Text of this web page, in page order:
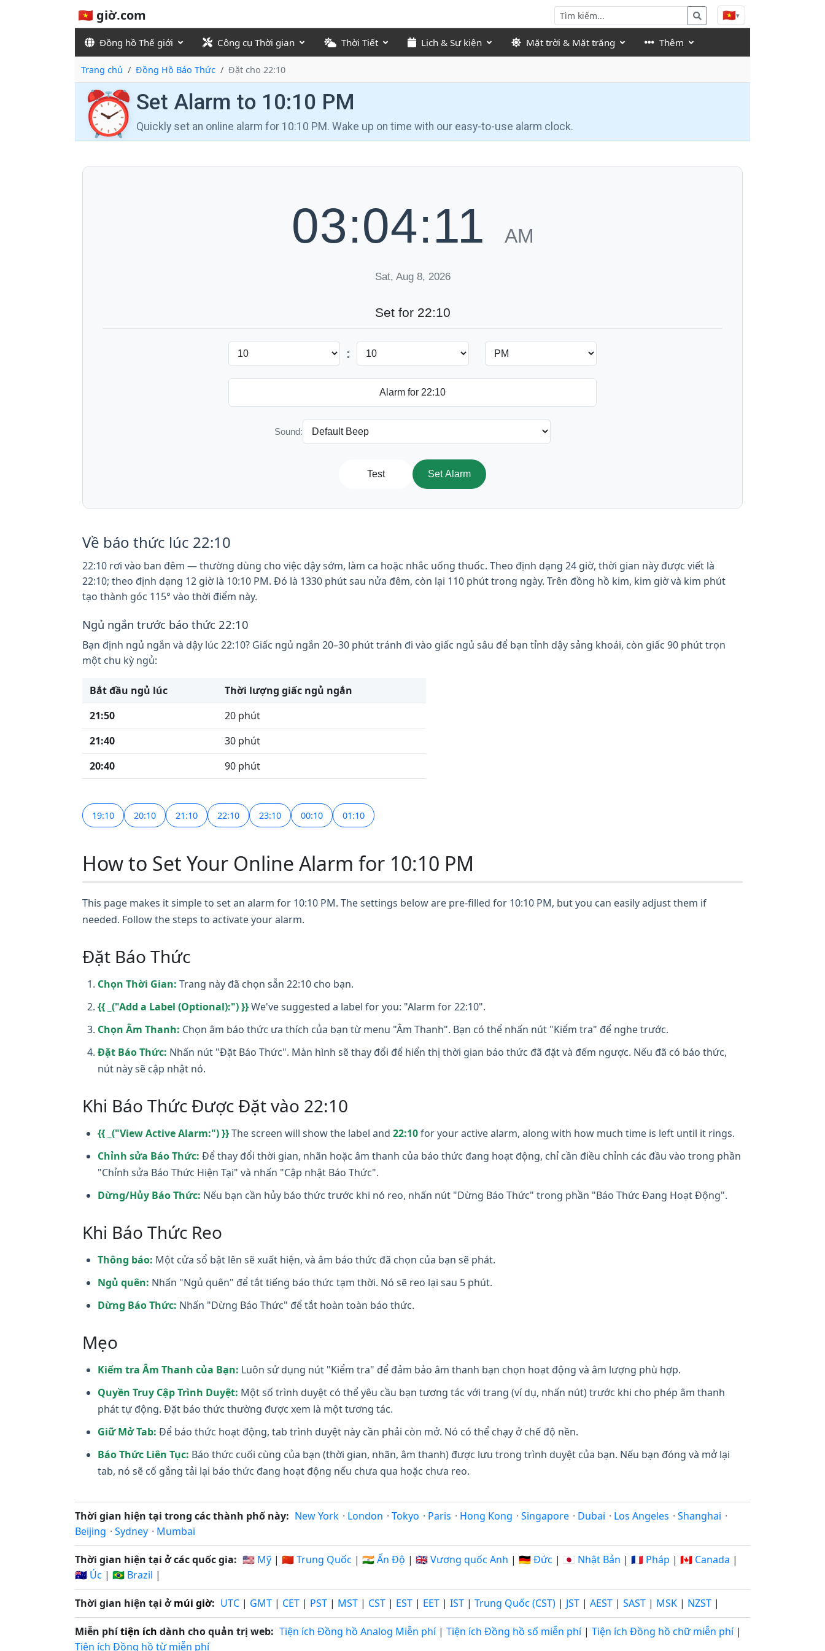
🇻🇳 giờ.com 🇻🇳▾
Đồng hồ Thế giới Công cụ Thời gian Thời Tiết Lịch & Sự kiện Mặt trời & Mặt trăng Thêm
Trang chủ Đồng Hồ Báo Thức Đặt cho 22:10
⏰ Set Alarm to 10:10 PM
Quickly set an online alarm for 10:10 PM. Wake up on time with our easy-to-use alarm clock.
03:04:12 AM
Sat, Aug 8, 2026
Set for 22:10
:
Sound:
Test Set Alarm
Về báo thức lúc 22:10
22:10 rơi vào ban đêm — thường dùng cho việc dậy sớm, làm ca hoặc nhắc uống thuốc. Theo định dạng 24 giờ, thời gian này được viết là
22:10; theo định dạng 12 giờ là 10:10 PM. Đó là 1330 phút sau nửa đêm, còn lại 110 phút trong ngày. Trên đồng hồ kim, kim giờ và kim phút
tạo thành góc 115° vào thời điểm này.
Ngủ ngắn trước báo thức 22:10
Bạn định ngủ ngắn và dậy lúc 22:10? Giấc ngủ ngắn 20–30 phút tránh đi vào giấc ngủ sâu để bạn tỉnh dậy sảng khoái, còn giấc 90 phút trọn
một chu kỳ ngủ:
Bắt đầu ngủ lúc
Thời lượng giấc ngủ ngắn
21:50
20 phút
21:40
30 phút
20:40
90 phút
19:10 20:10 21:10 22:10 23:10 00:10 01:10
How to Set Your Online Alarm for 10:10 PM
This page makes it simple to set an alarm for 10:10 PM. The settings below are pre-filled for 10:10 PM, but you can easily adjust them if
needed. Follow the steps to activate your alarm.
Đặt Báo Thức
Chọn Thời Gian: Trang này đã chọn sẵn 22:10 cho bạn.
{{ _("Add a Label (Optional):") }}We've suggested a label for you: "Alarm for 22:10".
Chọn Âm Thanh: Chọn âm báo thức ưa thích của bạn từ menu "Âm Thanh". Bạn có thể nhấn nút "Kiểm tra" để nghe trước.
Đặt Báo Thức: Nhấn nút "Đặt Báo Thức". Màn hình sẽ thay đổi để hiển thị thời gian báo thức đã đặt và đếm ngược. Nếu đã có báo thức,
nút này sẽ cập nhật nó.
Khi Báo Thức Được Đặt vào 22:10
{{ _("View Active Alarm:") }}The screen will show the label and 22:10for your active alarm, along with how much time is left until it rings.
Chỉnh sửa Báo Thức: Để thay đổi thời gian, nhãn hoặc âm thanh của báo thức đang hoạt động, chỉ cần điều chỉnh các đầu vào trong phần
"Chỉnh sửa Báo Thức Hiện Tại" và nhấn "Cập nhật Báo Thức".
Dừng/Hủy Báo Thức: Nếu bạn cần hủy báo thức trước khi nó reo, nhấn nút "Dừng Báo Thức" trong phần "Báo Thức Đang Hoạt Động".
Khi Báo Thức Reo
Thông báo: Một cửa sổ bật lên sẽ xuất hiện, và âm báo thức đã chọn của bạn sẽ phát.
Ngủ quên: Nhấn "Ngủ quên" để tắt tiếng báo thức tạm thời. Nó sẽ reo lại sau 5 phút.
Dừng Báo Thức: Nhấn "Dừng Báo Thức" để tắt hoàn toàn báo thức.
Mẹo
Kiểm tra Âm Thanh của Bạn: Luôn sử dụng nút "Kiểm tra" để đảm bảo âm thanh bạn chọn hoạt động và âm lượng phù hợp.
Quyền Truy Cập Trình Duyệt: Một số trình duyệt có thể yêu cầu bạn tương tác với trang (ví dụ, nhấn nút) trước khi cho phép âm thanh
phát tự động. Đặt báo thức thường được xem là một tương tác.
Giữ Mở Tab: Để báo thức hoạt động, tab trình duyệt này cần phải còn mở. Nó có thể chạy ở chế độ nền.
Báo Thức Liên Tục: Báo thức cuối cùng của bạn (thời gian, nhãn, âm thanh) được lưu trong trình duyệt của bạn. Nếu bạn đóng và mở lại
tab, nó sẽ cố gắng tải lại báo thức đang hoạt động nếu chưa qua hoặc chưa reo.
Thời gian hiện tại trong các thành phố này: New York · London · Tokyo · Paris · Hong Kong · Singapore · Dubai · Los Angeles · Shanghai ·
Beijing · Sydney · Mumbai
Thời gian hiện tại ở các quốc gia: 🇺🇸 Mỹ | 🇨🇳 Trung Quốc | 🇮🇳 Ấn Độ | 🇬🇧 Vương quốc Anh | 🇩🇪 Đức | 🇯🇵 Nhật Bản | 🇫🇷 Pháp | 🇨🇦 Canada |
🇦🇺 Úc | 🇧🇷 Brazil |
Thời gian hiện tại ởmúi giờ: UTC | GMT | CET | PST | MST | CST | EST | EET | IST | Trung Quốc (CST) | JST | AEST | SAST | MSK | NZST |
Miễn phítiện ích dành cho quản trị web: Tiện ích Đồng hồ Analog Miễn phí| Tiện ích Đồng hồ số miễn phí| Tiện ích Đồng hồ chữ miễn phí|
Tiện ích Đồng hồ từ miễn phí